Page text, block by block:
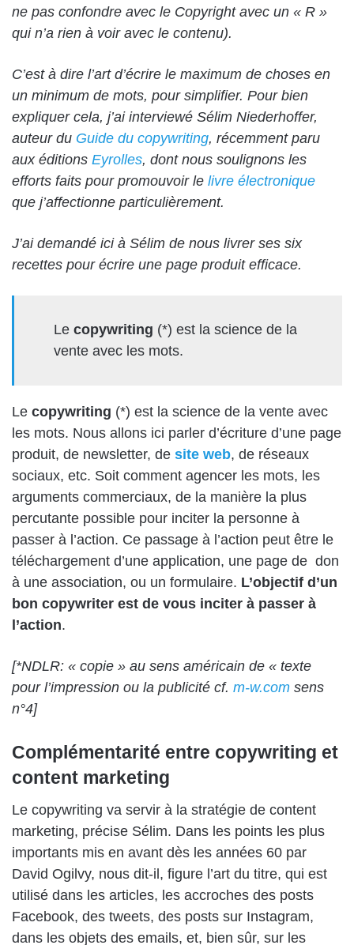
ne pas confondre avec le Copyright avec un « R »
qui n’a rien à voir avec le contenu).
C’est à dire l’art d’écrire le maximum de choses en
un minimum de mots, pour simplifier. Pour bien
expliquer cela, j’ai interviewé Sélim Niederhoffer,
auteur du Guide du copywriting, récemment paru
aux éditions Eyrolles, dont nous soulignons les
efforts faits pour promouvoir le livre électronique
que j’affectionne particulièrement.
J’ai demandé ici à Sélim de nous livrer ses six
recettes pour écrire une page produit efficace.
Le copywriting (*) est la science de la
vente avec les mots.
Le copywriting (*) est la science de la vente avec
les mots. Nous allons ici parler d’écriture d’une page
produit, de newsletter, de site web, de réseaux
sociaux, etc. Soit comment agencer les mots, les
arguments commerciaux, de la manière la plus
percutante possible pour inciter la personne à
passer à l’action. Ce passage à l’action peut être le
téléchargement d’une application, une page de don
à une association, ou un formulaire. L’objectif d’un
bon copywriter est de vous inciter à passer à
l’action.
[*NDLR: « copie » au sens américain de « texte
pour l’impression ou la publicité cf. m-w.com sens
n°4]
Complémentarité entre copywriting et
content marketing
Le copywriting va servir à la stratégie de content
marketing, précise Sélim. Dans les points les plus
importants mis en avant dès les années 60 par
David Ogilvy, nous dit-il, figure l’art du titre, qui est
utilisé dans les articles, les accroches des posts
Facebook, des tweets, des posts sur Instagram,
dans les objets des emails, et, bien sûr, sur les